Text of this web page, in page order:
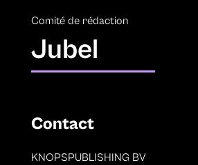
Comité de rédaction
Jubel
Contact
KNOPSPUBLISHING BV